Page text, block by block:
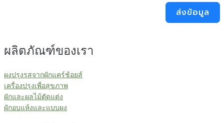
ส่งข้อมูล
ผลิตภัณฑ์ของเรา
ผงปรุงรสจากผักแคร์ช้อยส์
เครื่องปรุงเพื่อสุขภาพ
ผักและผลไม้ตัดแต่ง
ผักอบแห้งและแบบผง